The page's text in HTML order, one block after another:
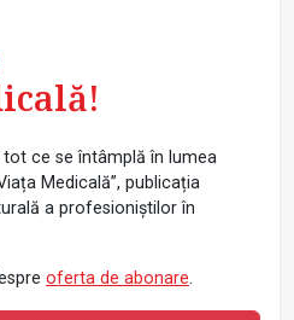
ce se întâmplă în lumea
Medicală”, publicația
a profesioniștilor în
oferta de abonare.